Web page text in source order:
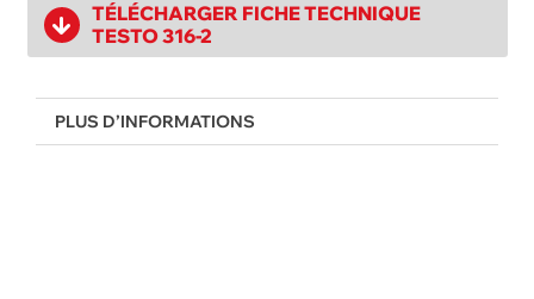
TÉLÉCHARGER FICHE TECHNIQUE
TESTO 316-2
PLUS D’INFORMATIONS